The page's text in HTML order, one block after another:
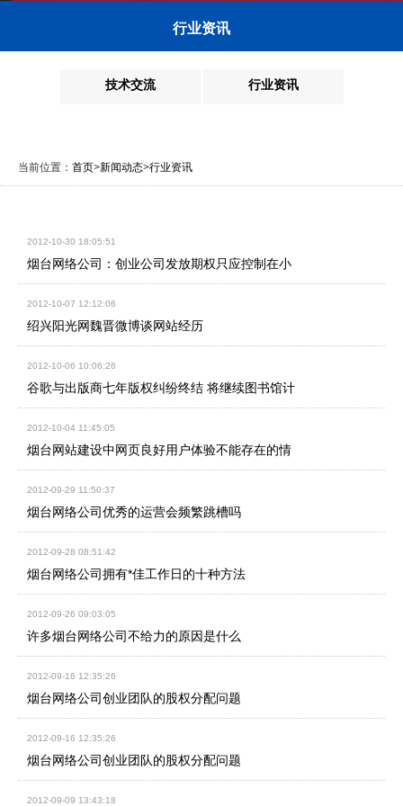
行业资讯
技术交流 行业资讯
当前位置： 首页>新闻动态>行业资讯
2012-10-30 18:05:51
烟台网络公司：创业公司发放期权只应控制在小
2012-10-07 12:12:06
绍兴阳光网魏晋微博谈网站经历
2012-10-06 10:06:26
谷歌与出版商七年版权纠纷终结 将继续图书馆计
2012-10-04 11:45:05
烟台网站建设中网页良好用户体验不能存在的情
2012-09-29 11:50:37
烟台网络公司优秀的运营会频繁跳槽吗
2012-09-28 08:51:42
烟台网络公司拥有*佳工作日的十种方法
2012-09-26 09:03:05
许多烟台网络公司不给力的原因是什么
2012-09-16 12:35:26
烟台网络公司创业团队的股权分配问题
2012-09-16 12:35:26
烟台网络公司创业团队的股权分配问题
2012-09-09 13:43:18